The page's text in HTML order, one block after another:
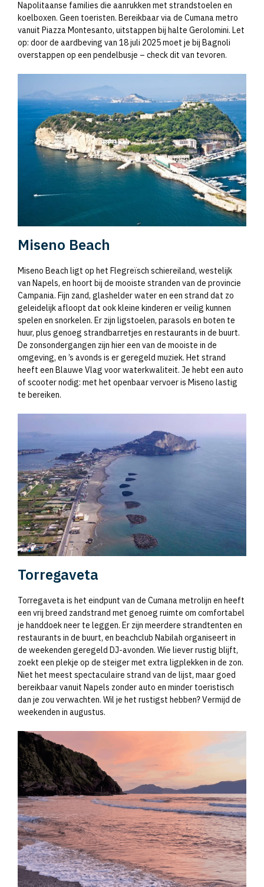
Napolitaanse families die aanrukken met strandstoelen en
koelboxen. Geen toeristen. Bereikbaar via de Cumana metro
vanuit Piazza Montesanto, uitstappen bij halte Gerolomini. Let
op: door de aardbeving van 18 juli 2025 moet je bij Bagnoli
overstappen op een pendelbusje – check dit van tevoren.
Miseno Beach
Miseno Beach ligt op het Flegreïsch schiereiland, westelijk
van Napels, en hoort bij de mooiste stranden van de provincie
Campania. Fijn zand, glashelder water en een strand dat zo
geleidelijk afloopt dat ook kleine kinderen er veilig kunnen
spelen en snorkelen. Er zijn ligstoelen, parasols en boten te
huur, plus genoeg strandbarretjes en restaurants in de buurt.
De zonsondergangen zijn hier een van de mooiste in de
omgeving, en ’s avonds is er geregeld muziek. Het strand
heeft een Blauwe Vlag voor waterkwaliteit. Je hebt een auto
of scooter nodig: met het openbaar vervoer is Miseno lastig
te bereiken.
Torregaveta
Torregaveta is het eindpunt van de Cumana metrolijn en heeft
een vrij breed zandstrand met genoeg ruimte om comfortabel
je handdoek neer te leggen. Er zijn meerdere strandtenten en
restaurants in de buurt, en beachclub Nabilah organiseert in
de weekenden geregeld DJ-avonden. Wie liever rustig blijft,
zoekt een plekje op de steiger met extra ligplekken in de zon.
Niet het meest spectaculaire strand van de lijst, maar goed
bereikbaar vanuit Napels zonder auto en minder toeristisch
dan je zou verwachten. Wil je het rustigst hebben? Vermijd de
weekenden in augustus.